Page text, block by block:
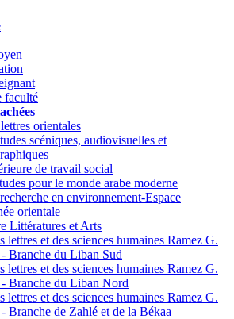
faculté
orientales
scéniques, audiovisuelles et
de travail social
pour le monde arabe moderne
en environnement-Espace
orientale
Littératures et Arts
lettres et des sciences humaines Ramez G.
Branche du Liban Sud
lettres et des sciences humaines Ramez G.
Branche du Liban Nord
lettres et des sciences humaines Ramez G.
Branche de Zahlé et de la Békaa